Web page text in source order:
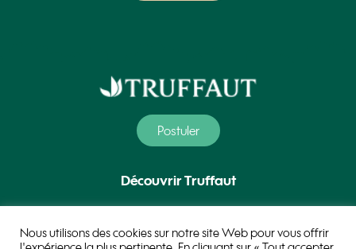
Postuler
Découvrir Truffaut
Nous utilisons des cookies sur notre site Web pour vous offrir